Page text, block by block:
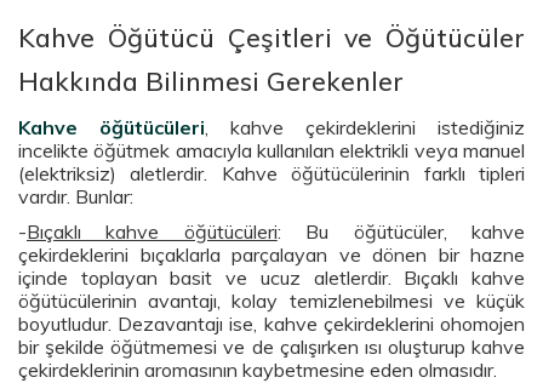
Kahve Öğütücü Çeşitleri ve Öğütücüler
Hakkında Bilinmesi Gerekenler
Kahve öğütücüleri, kahve çekirdeklerini istediğiniz
incelikte öğütmek amacıyla kullanılan elektrikli veya manuel
(elektriksiz) aletlerdir. Kahve öğütücülerinin farklı tipleri
vardır. Bunlar:
-Bıçaklı kahve öğütücüleri: Bu öğütücüler, kahve
çekirdeklerini bıçaklarla parçalayan ve dönen bir hazne
içinde toplayan basit ve ucuz aletlerdir. Bıçaklı kahve
öğütücülerinin avantajı, kolay temizlenebilmesi ve küçük
boyutludur. Dezavantajı ise, kahve çekirdeklerini ohomojen
bir şekilde öğütmemesi ve de çalışırken ısı oluşturup kahve
çekirdeklerinin aromasının kaybetmesine eden olmasıdır.